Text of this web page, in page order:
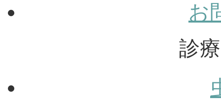
お
診